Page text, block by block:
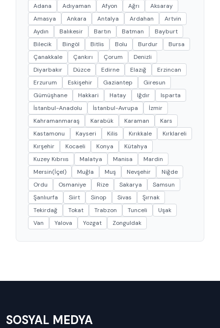
Adana Adıyaman Afyon Ağrı
Aksaray
Amasya
Ankara Antalya Ardahan
Artvin
Aydın
Balıkesir Bartın Batman
Bayburt
Bilecik
Bingöl Bitlis Bolu Burdur
Bursa
Çanakkale
Çankırı Çorum
Denizli
Diyarbakır
Düzce Edirne Elazığ
Erzincan
Erzurum
Eskişehir Gaziantep
Giresun
Gümüşhane
Hakkari Hatay Iğdır
Isparta
İstanbul-Anadolu
İstanbul-Avrupa
İzmir
Kahramanmaraş
Karabük Karaman
Kars
Kastamonu
Kayseri Kilis Kırıkkale
Kırklareli
Kırşehir
Kocaeli Konya
Kütahya
Kuzey Kıbrııs
Malatya Manisa
Mardin
Mersin(İçel)
Muğla Muş Nevşehir
Niğde
Ordu
Osmaniye Rize Sakarya
Samsun
Şanlıurfa
Siirt Sinop Sivas
Şırnak
Tekirdağ
Tokat Trabzon Tunceli
Uşak
Van
Yalova Yozgat Zonguldak
SOSYAL MEDYA